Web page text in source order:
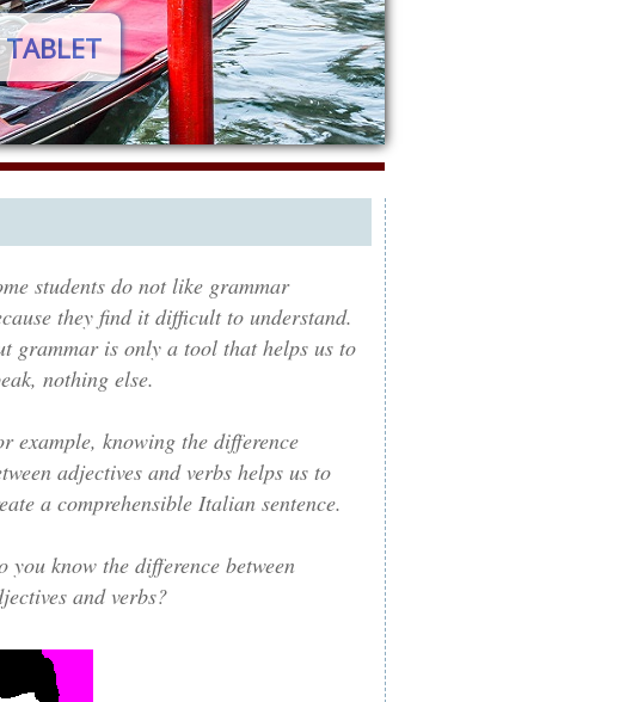
students do not like grammar
they find it difficult to understand.
grammar is only a tool that helps us to
nothing else.
example, knowing the difference
adjectives and verbs helps us to
a comprehensible Italian sentence.
you know the difference between
and verbs?